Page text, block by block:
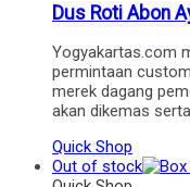
Dus Roti Abon
Yogyakartas.com
permintaan
merek dagang
akan dikemas
Quick Shop
Out of stock